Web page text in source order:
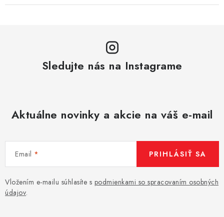
Sledujte nás na Instagrame
Aktuálne novinky a akcie na váš e-mail
Email
Vložením e-mailu súhlasíte s podmienkami so spracovaním osobných
údajov.
PRIHLÁSIŤ SA